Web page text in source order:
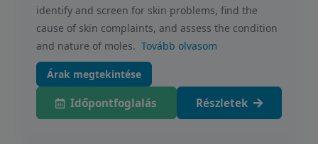
identify and screen for skin problems, find the
cause of skin complaints, and assess the condition
and nature of moles. Tovább olvasom
Árak megtekintése
Időpontfoglalás Részletek